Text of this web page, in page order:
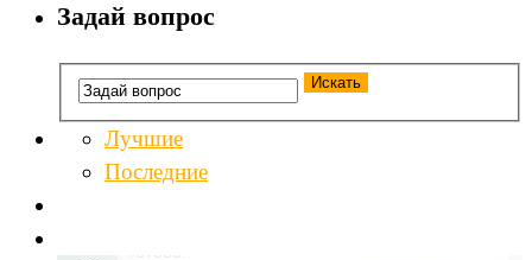
Задай вопрос
Лучшие
Последние